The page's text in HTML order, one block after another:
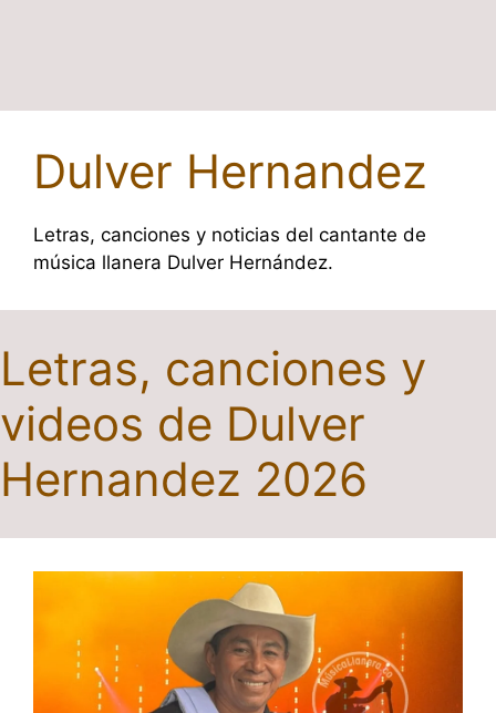
Dulver Hernandez
Letras, canciones y noticias del cantante de
música llanera Dulver Hernández.
Letras, canciones y
videos de Dulver
Hernandez 2026